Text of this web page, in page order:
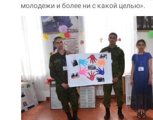
молодежи и более ни с какой целью».